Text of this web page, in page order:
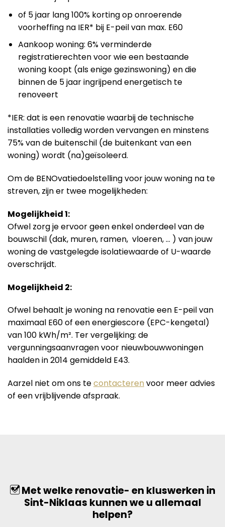
of 5 jaar lang 100% korting op onroerende
voorheffing na IER* bij E-peil van max. E60
Aankoop woning: 6% verminderde
registratierechten voor wie een bestaande
woning koopt (als enige gezinswoning) en die
binnen de 5 jaar ingrijpend energetisch te
renoveert
*IER: dat is een renovatie waarbij de technische
installaties volledig worden vervangen en minstens
75% van de buitenschil (de buitenkant van een
woning) wordt (na)geïsoleerd.
Om de BENOvatiedoelstelling voor jouw woning na te
streven, zijn er twee mogelijkheden:
Mogelijkheid 1:
Ofwel zorg je ervoor geen enkel onderdeel van de
bouwschil (dak, muren, ramen, vloeren, … ) van jouw
woning de vastgelegde isolatiewaarde of U-waarde
overschrijdt.
Mogelijkheid 2:
Ofwel behaalt je woning na renovatie een E-peil van
maximaal E60 of een energiescore (EPC-kengetal)
van 100 kWh/m². Ter vergelijking: de
vergunningsaanvragen voor nieuwbouwwoningen
haalden in 2014 gemiddeld E43.
Aarzel niet om ons tecontacteren voor meer advies
of een vrijblijvende afspraak.
Met welke renovatie- en kluswerken in
Sint-Niklaas kunnen we u allemaal
helpen?